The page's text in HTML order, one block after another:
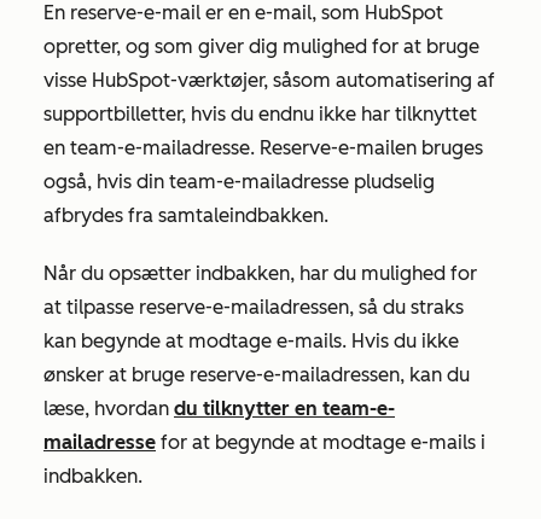
En reserve-e-mail er en e-mail, som HubSpot
opretter, og som giver dig mulighed for at bruge
visse HubSpot-værktøjer, såsom automatisering af
supportbilletter, hvis du endnu ikke har tilknyttet
en team-e-mailadresse. Reserve-e-mailen bruges
også, hvis din team-e-mailadresse pludselig
afbrydes fra samtaleindbakken.
Når du opsætter indbakken, har du mulighed for
at tilpasse reserve-e-mailadressen, så du straks
kan begynde at modtage e-mails. Hvis du ikke
ønsker at bruge reserve-e-mailadressen, kan du
læse, hvordan du tilknytter en team-e-
mailadresse for at begynde at modtage e-mails i
indbakken.